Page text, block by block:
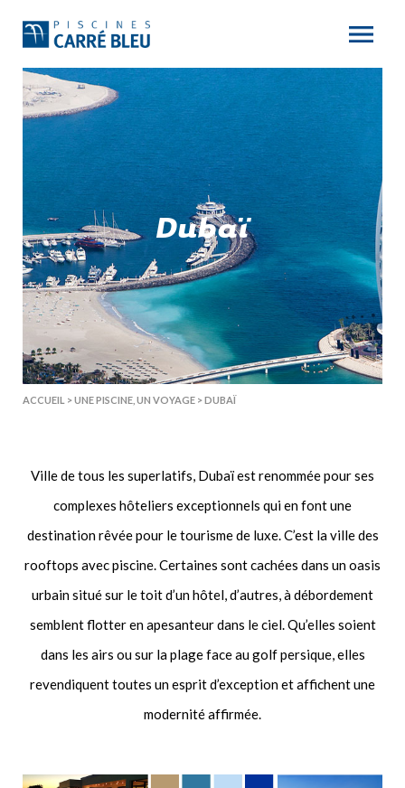
Dubaï
ACCUEIL >UNE PISCINE, UN VOYAGE >DUBAÏ
Ville de tous les superlatifs, Dubaï est renommée pour ses
complexes hôteliers exceptionnels qui en font une
destination rêvée pour le tourisme de luxe. C’est la ville des
rooftops avec piscine. Certaines sont cachées dans un oasis
urbain situé sur le toit d’un hôtel, d’autres, à débordement
semblent flotter en apesanteur dans le ciel. Qu’elles soient
dans les airs ou sur la plage face au golf persique, elles
revendiquent toutes un esprit d’exception et affichent une
modernité affirmée.